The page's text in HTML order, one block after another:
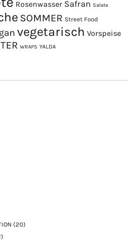
Rosenwasser Safran Salate
SOMMER Street Food
vegetarisch Vorspeise
WRAPS YALDA
(20)